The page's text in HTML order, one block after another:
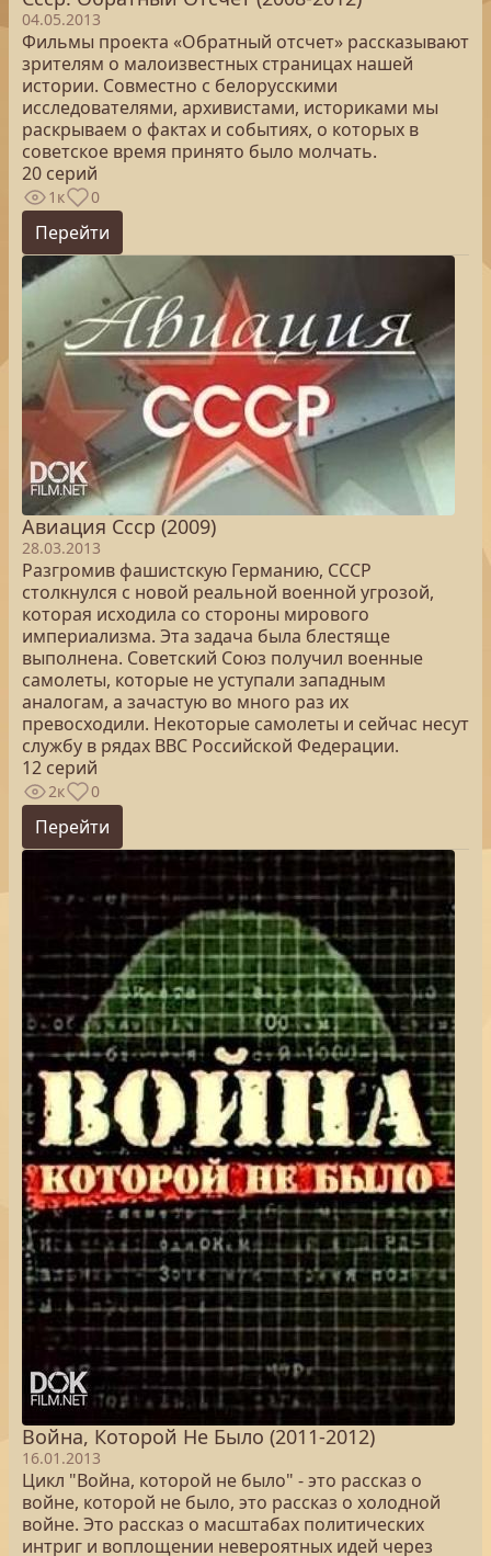
04.05.2013
Фильмы проекта «Обратный отсчет» рассказывают
зрителям о малоизвестных страницах нашей
истории. Совместно с белорусскими
исследователями, архивистами, историками мы
раскрываем о фактах и событиях, о которых в
советское время принято было молчать.
20 серий
1к 0
Перейти
Авиация Ссср (2009)
28.03.2013
Разгромив фашистскую Германию, СССР
столкнулся с новой реальной военной угрозой,
которая исходила со стороны мирового
империализма. Эта задача была блестяще
выполнена. Советский Союз получил военные
самолеты, которые не уступали западным
аналогам, а зачастую во много раз их
превосходили. Некоторые самолеты и сейчас несут
службу в рядах ВВС Российской Федерации.
12 серий
2к 0
Перейти
Война, Которой Не Было (2011-2012)
16.01.2013
Цикл "Война, которой не было" - это рассказ о
войне, которой не было, это рассказ о холодной
войне. Это рассказ о масштабах политических
интриг и воплощении невероятных идей через